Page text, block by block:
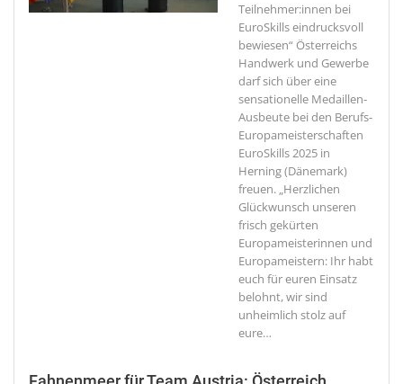
Teilnehmer:innen bei
EuroSkills eindrucksvoll
bewiesen“ Österreichs
Handwerk und Gewerbe
darf sich über eine
sensationelle Medaillen-
Ausbeute bei den Berufs-
Europameisterschaften
EuroSkills 2025 in
Herning (Dänemark)
freuen. „Herzlichen
Glückwunsch unseren
frisch gekürten
Europameisterinnen und
Europameistern: Ihr habt
euch für euren Einsatz
belohnt, wir sind
unheimlich stolz auf
eure…